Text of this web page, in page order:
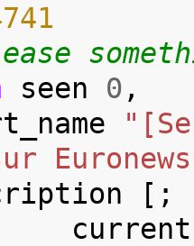
seen 0 ,
[;